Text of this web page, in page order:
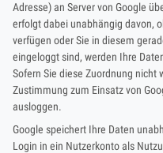
Adresse) an Server von Google
erfolgt dabei unabhängig davon,
verfügen oder Sie in diesem
eingeloggt sind, werden Ihre
Sofern Sie diese Zuordnung nicht
Zustimmung zum Einsatz von
ausloggen.
Google speichert Ihre Daten
Login in ein Nutzerkonto als